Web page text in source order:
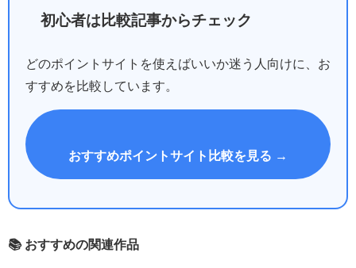
初心者は比較記事からチェック
どのポイントサイトを使えばいいか迷う人向けに、お
すすめを比較しています。
おすすめポイントサイト比較を見る →
📚 おすすめの関連作品